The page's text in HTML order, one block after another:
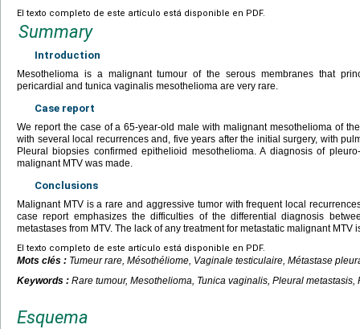
El texto completo de este artículo está disponible en PDF.
Summary
Introduction
Mesothelioma is a malignant tumour of the serous membranes that
pericardial and tunica vaginalis mesothelioma are very rare.
Case report
We report the case of a 65-year-old male with malignant mesothelioma of
with several local recurrences and, five years after the initial surgery, with
Pleural biopsies confirmed epithelioid mesothelioma. A diagnosis of
malignant MTV was made.
Conclusions
Malignant MTV is a rare and aggressive tumor with frequent local
case report emphasizes the difficulties of the differential diagnosis
metastases from MTV. The lack of any treatment for metastatic malignant MTV
El texto completo de este artículo está disponible en PDF.
Mots clés : Tumeur rare, Mésothéliome, Vaginale testiculaire, Métastase
Keywords : Rare tumour, Mesothelioma, Tunica vaginalis, Pleural metastasis,
Esquema